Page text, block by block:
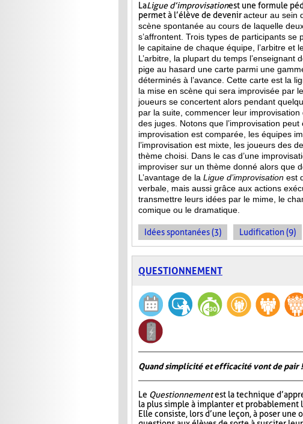
LaLigue d’improvisationest une formule
permet à l’élève de deveniracteur au sein
scène spontanée au cours de laquelle
s’affrontent. Trois types de participants se
le capitaine de chaque équipe, l’arbitre et
L’arbitre, la plupart du temps l’enseignant
pige au hasard une carte parmi une
déterminés à l’avance. Cette carte est la
la mise en scène qui sera improvisée par
joueurs se concertent alors pendant
par la suite, commencer leur improvisation
des juges. Notons que l’improvisation
improvisation est comparée, les équipes
l’improvisation est mixte, les joueurs des
thème choisi. Dans le cas d’une
improviser sur un thème donné alors que
L’avantage de la Ligue d’improvisation est
verbale, mais aussi grâce aux actions
transmettre leurs idées par le mime, le
comique ou le dramatique.
Idées spontanées (3) Ludification (9)
QUESTIONNEMENT
Quand simplicité et efficacité vont de pair !
Le Questionnementest la technique
la plus simple à implanter et probablement
Elle consiste, lors d’une leçon, à poser une